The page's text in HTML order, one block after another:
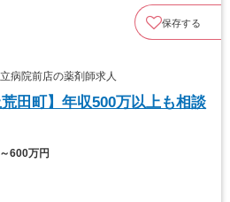
保存する
病院前店の薬剤師求人
田町】年収500万以上も相談
600万円